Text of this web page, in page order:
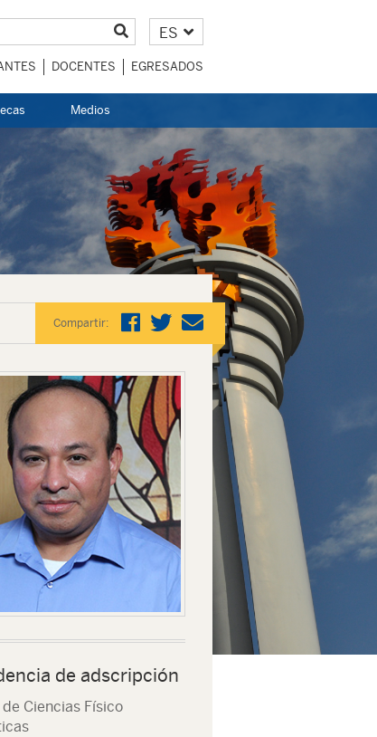
ES
DOCENTES EGRESADOS
Medios
Compartir:
de adscripción
Ciencias Físico